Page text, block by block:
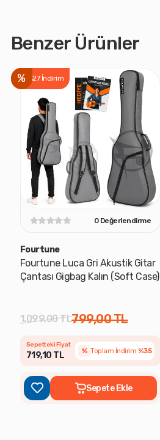
Benzer Ürünler
% %27 İndirim
0 Değerlendirme
Fourtune
Fourtune Luca Gri Akustik Gitar
Çantası Gigbag Kalın (Soft Case)
1.099,00 TL799,00 TL
Sepetteki Fiyat
719,10 TL % Toplam İndirim %35
Sepete Ekle